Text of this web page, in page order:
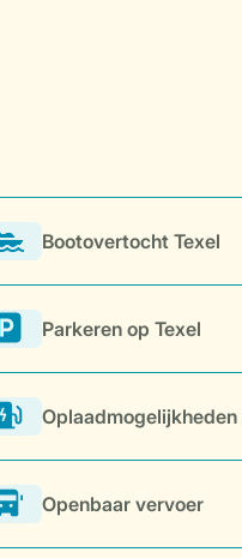
Bootovertocht Texel
Parkeren op Texel
Openbaar vervoer